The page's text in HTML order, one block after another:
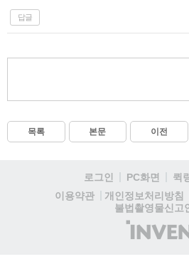
답글
목록 본문 이전
로그인 PC화면 퀵
이용약관
개인정보처리방침
불법촬영물신고
(주)
인